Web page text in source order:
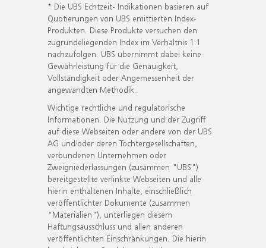
* Die UBS Echtzeit- Indikationen basieren auf
Quotierungen von UBS emittierten Index-
Produkten. Diese Produkte versuchen den
zugrundeliegenden Index im Verhältnis 1:1
nachzufolgen. UBS übernimmt dabei keine
Gewährleistung für die Genauigkeit,
Vollständigkeit oder Angemessenheit der
angewandten Methodik.
Wichtige rechtliche und regulatorische
Informationen. Die Nutzung und der Zugriff
auf diese Webseiten oder andere von der UBS
AG und/oder deren Tochtergesellschaften,
verbundenen Unternehmen oder
Zweigniederlassungen (zusammen "UBS")
bereitgestellte verlinkte Webseiten und alle
hierin enthaltenen Inhalte, einschließlich
veröffentlichter Dokumente (zusammen
"Materialien"), unterliegen diesem
Haftungsausschluss und allen anderen
veröffentlichten Einschränkungen. Die hierin